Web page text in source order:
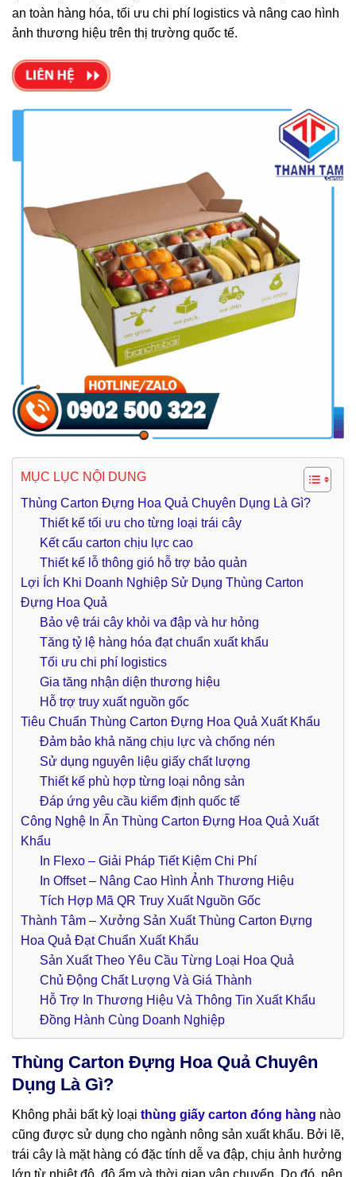
an toàn hàng hóa, tối ưu chi phí logistics và nâng cao hình
ảnh thương hiệu trên thị trường quốc tế.
MỤC LỤC NỘI DUNG
Thùng Carton Đựng Hoa Quả Chuyên Dụng Là Gì?
Thiết kế tối ưu cho từng loại trái cây
Kết cấu carton chịu lực cao
Thiết kế lỗ thông gió hỗ trợ bảo quản
Lợi Ích Khi Doanh Nghiệp Sử Dụng Thùng Carton
Đựng Hoa Quả
Bảo vệ trái cây khỏi va đập và hư hỏng
Tăng tỷ lệ hàng hóa đạt chuẩn xuất khẩu
Tối ưu chi phí logistics
Gia tăng nhận diện thương hiệu
Hỗ trợ truy xuất nguồn gốc
Tiêu Chuẩn Thùng Carton Đựng Hoa Quả Xuất Khẩu
Đảm bảo khả năng chịu lực và chống nén
Sử dụng nguyên liệu giấy chất lượng
Thiết kế phù hợp từng loại nông sản
Đáp ứng yêu cầu kiểm định quốc tế
Công Nghệ In Ấn Thùng Carton Đựng Hoa Quả Xuất
Khẩu
In Flexo – Giải Pháp Tiết Kiệm Chi Phí
In Offset – Nâng Cao Hình Ảnh Thương Hiệu
Tích Hợp Mã QR Truy Xuất Nguồn Gốc
Thành Tâm – Xưởng Sản Xuất Thùng Carton Đựng
Hoa Quả Đạt Chuẩn Xuất Khẩu
Sản Xuất Theo Yêu Cầu Từng Loại Hoa Quả
Chủ Động Chất Lượng Và Giá Thành
Hỗ Trợ In Thương Hiệu Và Thông Tin Xuất Khẩu
Đồng Hành Cùng Doanh Nghiệp
Thùng Carton Đựng Hoa Quả Chuyên
Dụng Là Gì?
Không phải bất kỳ loại thùng giấy carton đóng hàng nào
cũng được sử dụng cho ngành nông sản xuất khẩu. Bởi lẽ,
trái cây là mặt hàng có đặc tính dễ va đập, chịu ảnh hưởng
lớn từ nhiệt độ, độ ẩm và thời gian vận chuyển. Do đó, nên